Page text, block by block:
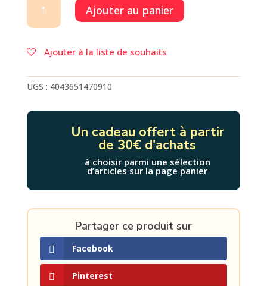
CAHIER
LITTLE
GARDEN
FLEUR
Ajouter au panier
Ajouter à la liste de souhaits
UGS : 4043651470910
Un cadeau offert à partir
de 30€ d'achats
à choisir parmi une sélection
d’articles sur la page panier
Partager ce produit sur
Facebook
Pinterest